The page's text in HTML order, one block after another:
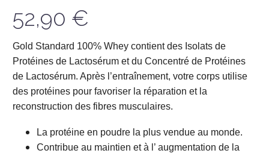
52,90 €
Gold Standard 100% Whey contient des Isolats de
Protéines de Lactosérum et du Concentré de Protéines
de Lactosérum. Après l’entraînement, votre corps utilise
des protéines pour favoriser la réparation et la
reconstruction des fibres musculaires.
La protéine en poudre la plus vendue au monde.
Contribue au maintien et à l’ augmentation de la